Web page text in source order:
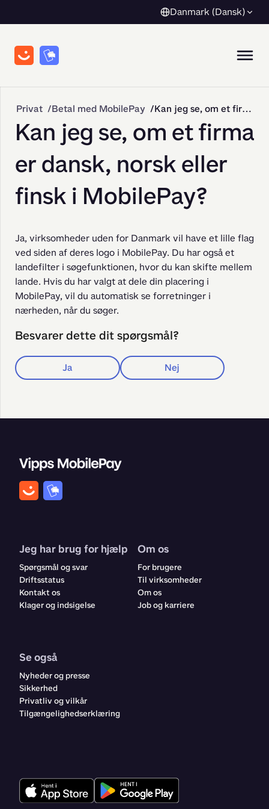
Danmark (Dansk)
Privat Betal med MobilePay Kan jeg se, om et firma er dansk, norsk eller finsk i MobilePay?
Kan jeg se, om et firma
er dansk, norsk eller
finsk i MobilePay?
Ja, virksomheder uden for Danmark vil have et lille flag
ved siden af deres logo i MobilePay. Du har også et
landefilter i søgefunktionen, hvor du kan skifte mellem
lande. Hvis du har valgt at dele din placering i
MobilePay, vil du automatisk se forretninger i
nærheden, når du søger.
Besvarer dette dit spørgsmål?
Ja Nej
Jeg har brug for hjælp
Spørgsmål og svar
Driftsstatus
Kontakt os
Klager og indsigelse
Om os
For brugere
Til virksomheder
Om os
Job og karriere
Se også
Nyheder og presse
Sikkerhed
Privatliv og vilkår
Tilgængelighedserklæring